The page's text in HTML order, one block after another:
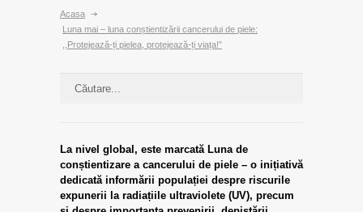
Acasa
Luna mai – luna conștientizării cancerului de piele:
,,Protejează-ți pielea, protejează-ți viața!”
La nivel global, este marcată Luna de
conștientizare a cancerului de piele – o inițiativă
dedicată informării populației despre riscurile
expunerii la radiațiile ultraviolete (UV), precum